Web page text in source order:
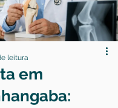
em
leitura